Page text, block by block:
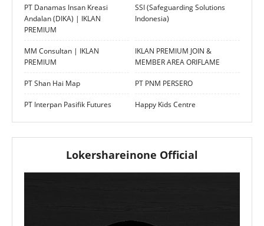
PT Danamas Insan Kreasi
Andalan (DIKA) | IKLAN
PREMIUM
SSI (Safeguarding Solutions
Indonesia)
MM Consultan | IKLAN
PREMIUM
IKLAN PREMIUM JOIN &
MEMBER AREA ORIFLAME
PT Shan Hai Map PT PNM PERSERO
PT Interpan Pasifik Futures Happy Kids Centre
Lokershareinone Official